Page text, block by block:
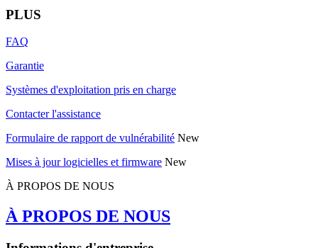
PLUS
FAQ
Garantie
Systèmes d'exploitation pris en charge
Contacter l'assistance
Formulaire de rapport de vulnérabilité New
Mises à jour logicielles et firmware New
À PROPOS DE NOUS
À PROPOS DE NOUS